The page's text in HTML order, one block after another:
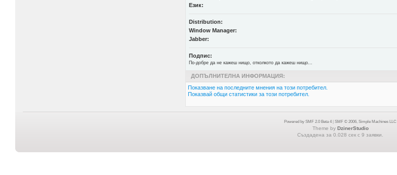
Език:
Distribution:
Window Manager:
Jabber:
Подпис:
По-добре да не кажеш нищо, отколкото да кажеш нищо...
ДОПЪЛНИТЕЛНА ИНФОРМАЦИЯ:
Показване на последните мнения на този потребител.
Показвай общи статистики за този потребител.
Powered by SMF 2.0 Beta 4 SMF © 2006, Simple Machines LLC
Theme by DzinerStudio
Създадена за 0.028 сек с 9 заявки.